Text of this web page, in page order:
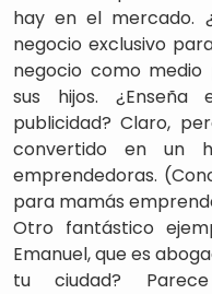
hay en el mercado.
negocio exclusivo
negocio como
sus hijos.
publicidad? Claro,
convertido en un
emprendedoras.
para mamás
Otro fantástico
Emanuel, que es
tu ciudad?